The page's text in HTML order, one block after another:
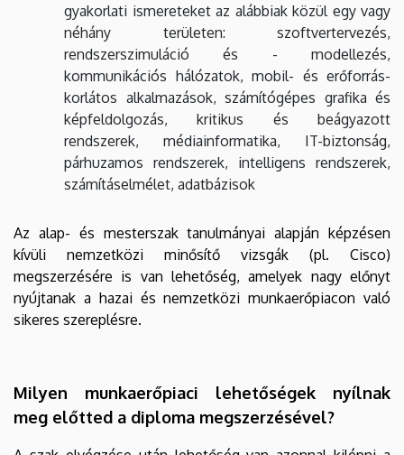
gyakorlati ismereteket az alábbiak közül egy vagy
néhány területen: szoftvertervezés,
rendszerszimuláció és - modellezés,
kommunikációs hálózatok, mobil- és erőforrás-
korlátos alkalmazások, számítógépes grafika és
képfeldolgozás, kritikus és beágyazott
rendszerek, médiainformatika, IT-biztonság,
párhuzamos rendszerek, intelligens rendszerek,
számításelmélet, adatbázisok
Az alap- és mesterszak tanulmányai alapján képzésen
kívüli nemzetközi minősítő vizsgák (pl. Cisco)
megszerzésére is van lehetőség, amelyek nagy előnyt
nyújtanak a hazai és nemzetközi munkaerőpiacon való
sikeres szereplésre.
Milyen munkaerőpiaci lehetőségek nyílnak
meg előtted a diploma megszerzésével?